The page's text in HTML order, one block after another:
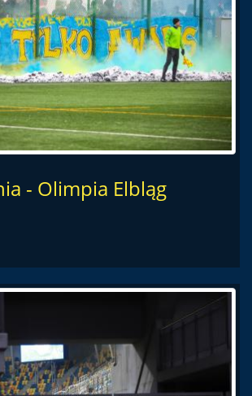
- Olimpia Elbląg